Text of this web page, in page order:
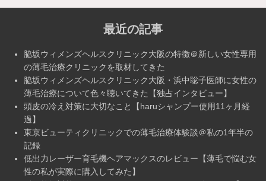
最近の記事
脇坂ウィメンズヘルスクリニック大阪の特徴＠新しい女性専用
の薄毛治療クリニックを取材してきた
脇坂ウィメンズヘルスクリニック大阪・浜中聡子医師に女性の
薄毛治療について色々聴いてきた【独占インタビュー】
頭皮の冷え対策に大切なこと【haruシャンプー使用11ヶ月経
過】
東京ビューティクリニックでの薄毛治療体験談＠私の1年半の
記録
低出力レーザー育毛機ヘアマックスのレビュー【薄毛で悩む女
性の私が実際に購入してみた】